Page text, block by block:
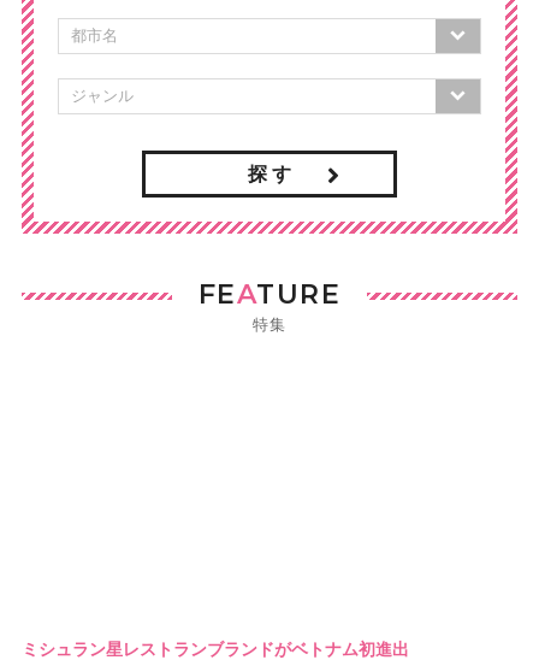
探 す
FEATURE
特集
ミシュラン星レストランブランドがベトナム初進出